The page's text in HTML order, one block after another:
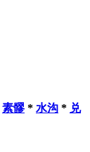
素髎* 水沟 * 兑